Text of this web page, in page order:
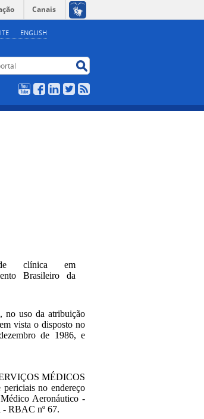
ENGLISH
Canais
YouTubeFacebookLinkedIn
Twitter
de clínica em
Brasileiro da
, no uso da atribuição
vista o disposto no
de 1986, e
MÉDICOS
no endereço
Aeronáutico -
- RBAC nº 67.